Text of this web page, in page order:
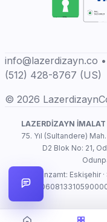
info@lazerdizayn.co
(512) 428-8767 (US)
© 2026
LAZERDİZAYN
75. Yıl (Sultandere)
D2 Blok No: 21,
Finanzamt: Eskişehir